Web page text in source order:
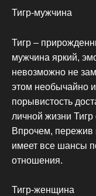
Тигр-мужчина
Тигр –
мужчина яркий,
невозможно не
этом необычайно
порывистость
личной жизни
Впрочем, пережив
имеет все шансы
отношения.
Тигр-женщина